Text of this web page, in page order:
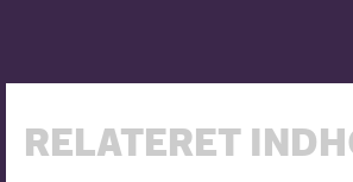
RELATERET